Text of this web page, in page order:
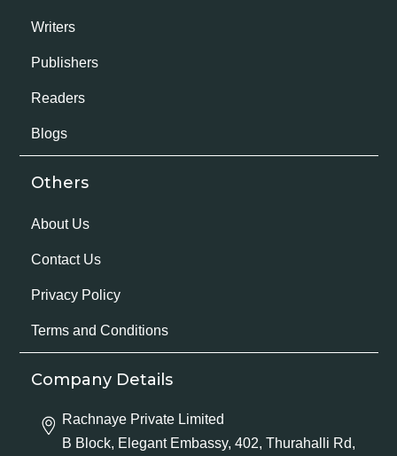
Writers
Publishers
Readers
Blogs
Others
About Us
Contact Us
Privacy Policy
Terms and Conditions
Company Details
Rachnaye Private Limited
B Block, Elegant Embassy, 402, Thurahalli Rd,